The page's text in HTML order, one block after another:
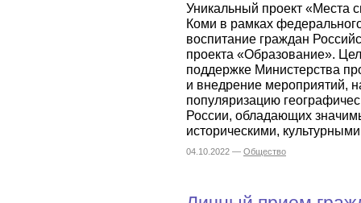
Уникальный проект «Места
Коми в рамках
воспитание граждан
проекта «Образование».
поддержке Министерства
и внедрение мероприятий,
популяризацию
России, обладающих
историческими,
04.10.2022 — Общество